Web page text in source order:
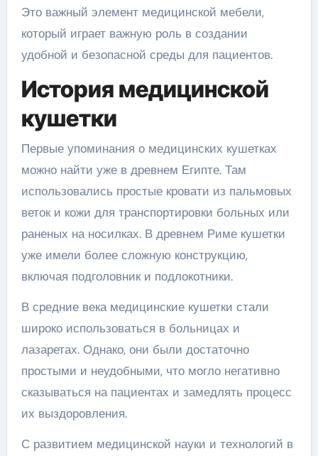
Это важный элемент медицинской мебели,
который играет важную роль в создании
удобной и безопасной среды для пациентов.
История медицинской
кушетки
Первые упоминания о медицинских кушетках
можно найти уже в древнем Египте. Там
использовались простые кровати из пальмовых
веток и кожи для транспортировки больных или
раненых на носилках. В древнем Риме кушетки
уже имели более сложную конструкцию,
включая подголовник и подлокотники.
В средние века медицинские кушетки стали
широко использоваться в больницах и
лазаретах. Однако, они были достаточно
простыми и неудобными, что могло негативно
сказываться на пациентах и замедлять процесс
их выздоровления.
С развитием медицинской науки и технологий в